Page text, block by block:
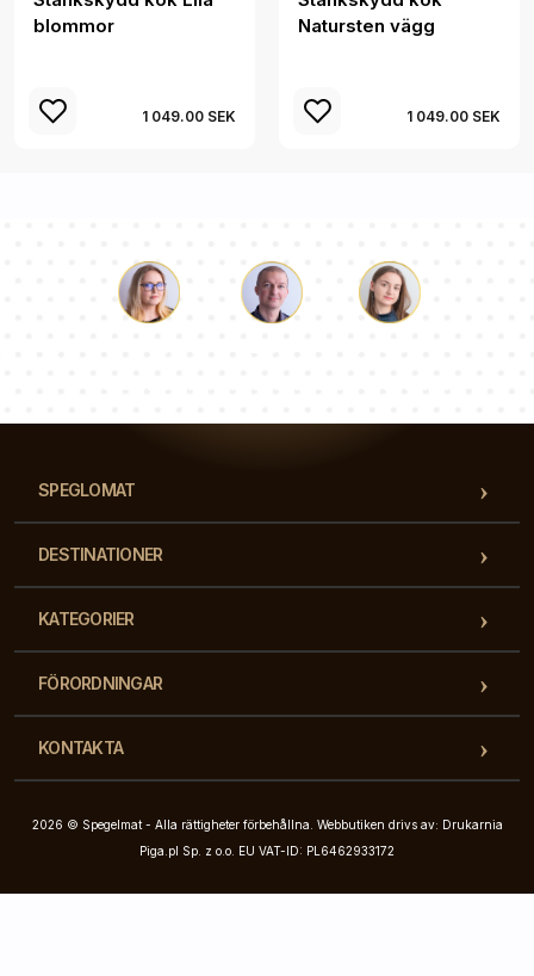
blommor
1 049.00 SEK
Natursten vägg
1 049.00 SEK
SPEGLOMAT
DESTINATIONER
KATEGORIER
FÖRORDNINGAR
KONTAKTA
2026 © Spegelmat - Alla rättigheter förbehållna. Webbutiken drivs av: Drukarnia
Piga.pl Sp. z o.o. EU VAT-ID: PL6462933172